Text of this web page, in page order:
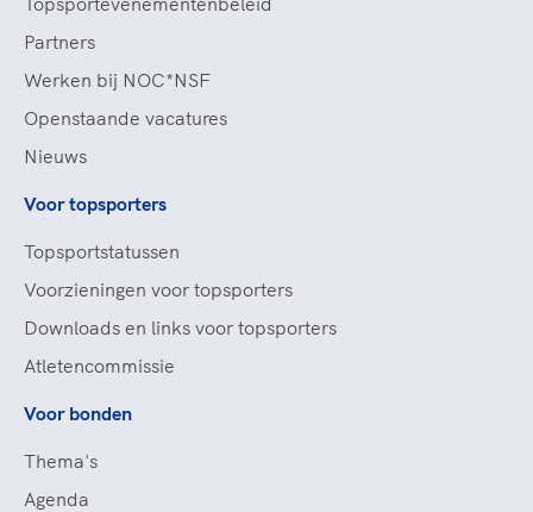
Partners
Werken bij NOC*NSF
Openstaande vacatures
Nieuws
Voor topsporters
Topsportstatussen
Voorzieningen voor topsporters
Downloads en links voor topsporters
Atletencommissie
Voor bonden
Thema's
Agenda